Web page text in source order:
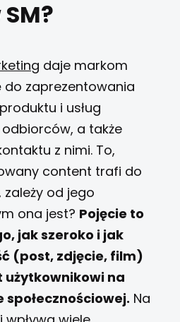
daje markom
do zaprezentowania
i usług
a także
z nimi. To,
content trafi do
od jego
ona jest? Pojęcie to
jak szeroko i jak
(post, zdjęcie, film)
na
Na